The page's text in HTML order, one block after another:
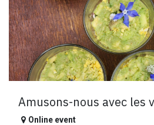
Amusons-nous avec les
Online event